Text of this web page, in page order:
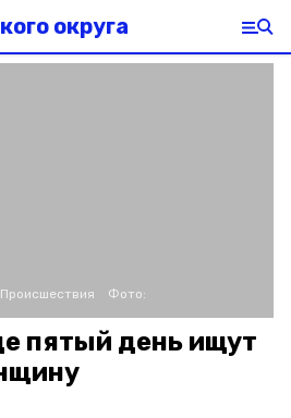
округа
Происшествия Фото:
пятый день ищут